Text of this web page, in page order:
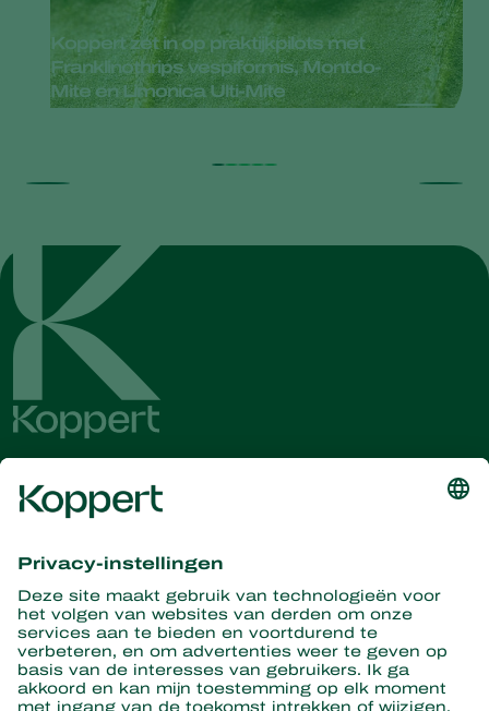
Koppert zet in op praktijkpilots met
Franklinothrips vespiformis, Montdo-
Mite en Limonica Ulti-Mite
Ontvang het laatste nieuws en
informatie
Hier aanmelden
Partners with Nature